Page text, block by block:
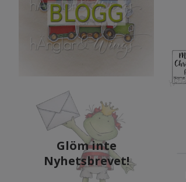
Glöm inte
Nyhetsbrevet!